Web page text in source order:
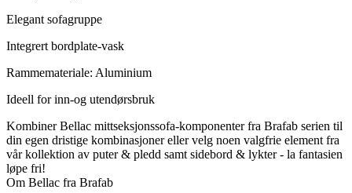
Elegant sofagruppe
Integrert bordplate-vask
Rammemateriale: Aluminium
Ideell for inn-og utendørsbruk
Kombiner Bellac mittseksjonssofa-komponenter fra Brafab serien til
din egen dristige kombinasjoner eller velg noen valgfrie element fra
vår kollektion av puter & pledd samt sidebord & lykter - la fantasien
løpe fri!
Om Bellac fra Brafab